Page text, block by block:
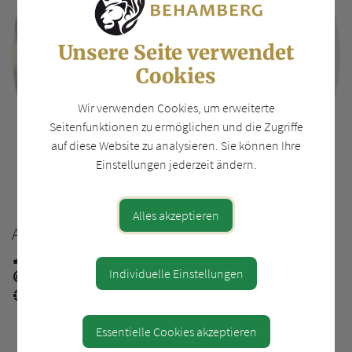
ANDREA BAUMANN
07252/31000-15
andrea.baumann@behamberg....
Unsere Seite verwendet
Cookies
Wir verwenden Cookies, um erweiterte
Seitenfunktionen zu ermöglichen und die Zugriffe
auf diese Website zu analysieren. Sie können Ihre
Einstellungen jederzeit ändern.
Alles akzeptieren
Individuelle Einstellungen
Essentielle Cookies akzeptieren